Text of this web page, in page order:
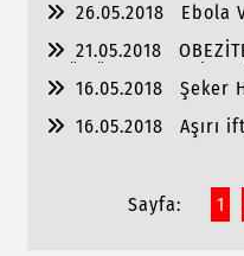
26.05.2018
Ebola
21.05.2018
16.05.2018
Şeker
16.05.2018
Aşırı
Sayfa: 1